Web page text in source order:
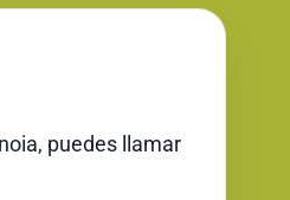
puedes llamar